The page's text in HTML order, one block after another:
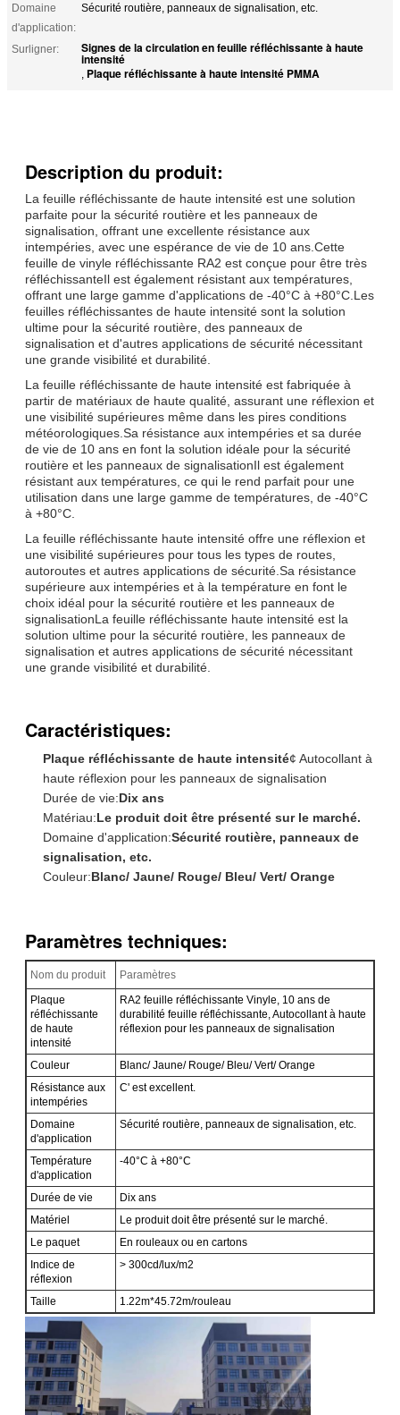
Domaine
d'application:
Sécurité routière, panneaux de signalisation, etc.
Surligner: Signes de la circulation en feuille réfléchissante à haute
intensité
, Plaque réfléchissante à haute intensité PMMA
Description du produit:
La feuille réfléchissante de haute intensité est une solution
parfaite pour la sécurité routière et les panneaux de
signalisation, offrant une excellente résistance aux
intempéries, avec une espérance de vie de 10 ans.Cette
feuille de vinyle réfléchissante RA2 est conçue pour être très
réfléchissanteIl est également résistant aux températures,
offrant une large gamme d'applications de -40°C à +80°C.Les
feuilles réfléchissantes de haute intensité sont la solution
ultime pour la sécurité routière, des panneaux de
signalisation et d'autres applications de sécurité nécessitant
une grande visibilité et durabilité.
La feuille réfléchissante de haute intensité est fabriquée à
partir de matériaux de haute qualité, assurant une réflexion et
une visibilité supérieures même dans les pires conditions
météorologiques.Sa résistance aux intempéries et sa durée
de vie de 10 ans en font la solution idéale pour la sécurité
routière et les panneaux de signalisationIl est également
résistant aux températures, ce qui le rend parfait pour une
utilisation dans une large gamme de températures, de -40°C
à +80°C.
La feuille réfléchissante haute intensité offre une réflexion et
une visibilité supérieures pour tous les types de routes,
autoroutes et autres applications de sécurité.Sa résistance
supérieure aux intempéries et à la température en font le
choix idéal pour la sécurité routière et les panneaux de
signalisationLa feuille réfléchissante haute intensité est la
solution ultime pour la sécurité routière, les panneaux de
signalisation et autres applications de sécurité nécessitant
une grande visibilité et durabilité.
Caractéristiques:
Plaque réfléchissante de haute intensité¢ Autocollant à
haute réflexion pour les panneaux de signalisation
Durée de vie:Dix ans
Matériau:Le produit doit être présenté sur le marché.
Domaine d'application:Sécurité routière, panneaux de
signalisation, etc.
Couleur:Blanc/ Jaune/ Rouge/ Bleu/ Vert/ Orange
Paramètres techniques:
Nom du produit
Paramètres
Plaque
réfléchissante
de haute
intensité
RA2 feuille réfléchissante Vinyle, 10 ans de
durabilité feuille réfléchissante, Autocollant à haute
réflexion pour les panneaux de signalisation
Couleur
Blanc/ Jaune/ Rouge/ Bleu/ Vert/ Orange
Résistance aux
intempéries
C' est excellent.
Domaine
d'application
Sécurité routière, panneaux de signalisation, etc.
Température
d'application
-40°C à +80°C
Durée de vie
Dix ans
Matériel
Le produit doit être présenté sur le marché.
Le paquet
En rouleaux ou en cartons
Indice de
réflexion
> 300cd/lux/m2
Taille 1.22m*45.72m/rouleau